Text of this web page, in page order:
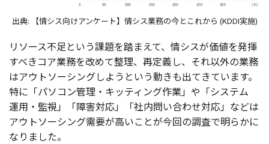
出典: 【情シス向けアンケート】情シス業務の今とこれから (KDDI実施)
リソース不足という課題を踏まえて、情シスが価値を発揮
すべきコア業務を改めて整理、 再定義し、それ以外の業務
はアウトソーシングしようという動きも出てきています。
特に「パソコン管理 ・キッティング作業 」や「システム
運用 ・ 監視 」「障害対応」「社内問い合わせ対応」などは
アウトソーシング需要が高いことが今回の調査で明らかに
なりました。